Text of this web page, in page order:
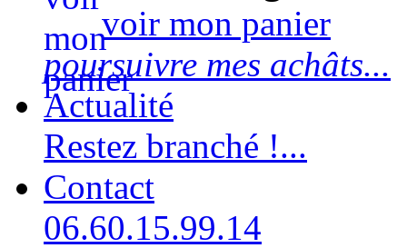
voir mon panier
poursuivre mes achâts...
Actualité
Restez branché !...
Contact
06.60.15.99.14